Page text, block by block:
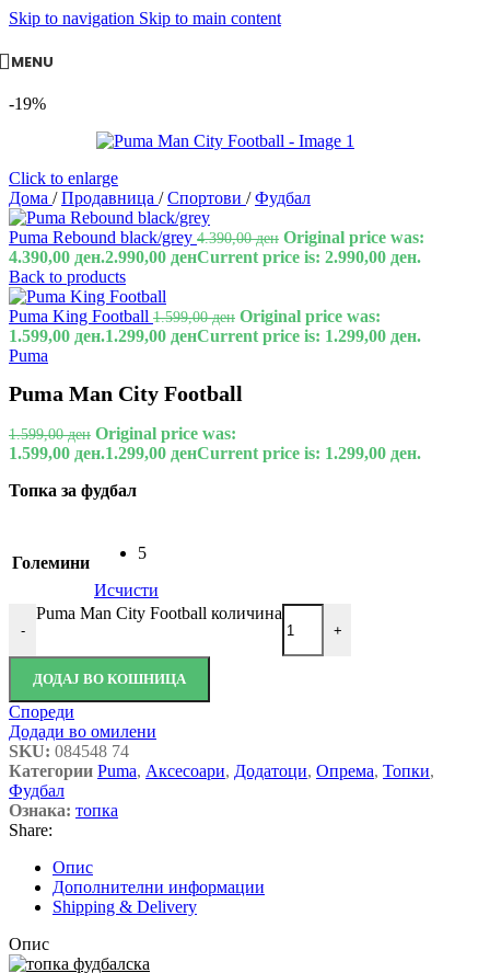
Skip to navigation Skip to main content
MENU
-19%
Click to enlarge
Дома / Продавница / Спортови / Фудбал
Puma Rebound black/grey 4.390,00ден Original price was:
4.390,00 ден.2.990,00 денCurrent price is: 2.990,00 ден.
Back to products
Puma King Football 1.599,00ден Original price was:
1.599,00 ден.1.299,00 денCurrent price is: 1.299,00 ден.
Puma
Puma Man City Football
1.599,00ден Original price was:
1.599,00 ден.1.299,00 денCurrent price is: 1.299,00 ден.
Топка за фудбал
Големини
5
Исчисти
-
Puma Man City Football количина
+
ДОДАЈ ВО КОШНИЦА
Спореди
Додади во омилени
SKU: 084548 74
Категории Puma, Аксесоари, Додатоци, Опрема, Топки,
Фудбал
Ознака: топка
Share:
Опис
Дополнителни информации
Shipping & Delivery
Опис